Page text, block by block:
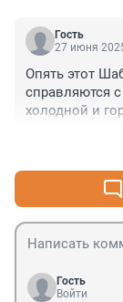
Гость
27 июня
Опять этот
справляются
холодной и
Просто
нормативу —
жаловался,
менеджеры
население на
системы
разрушать.
Гость
Войти